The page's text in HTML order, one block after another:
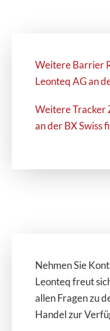
Weitere Barrier
Leonteq AG an
Weitere Tracker
an der BX Swiss
Nehmen Sie
Leonteq freut
allen Fragen zu
Handel zur